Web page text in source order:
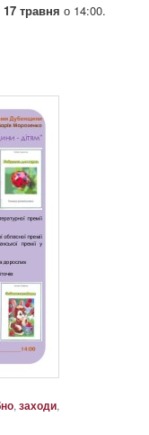
17 травняо 14:00.
,заходи,